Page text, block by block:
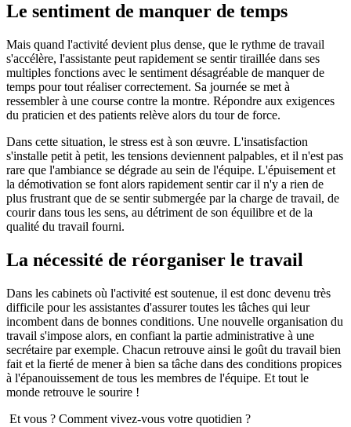
Le sentiment de manquer de temps
Mais quand l'activité devient plus dense, que le rythme de travail
s'accélère, l'assistante peut rapidement se sentir tiraillée dans ses
multiples fonctions avec le sentiment désagréable de manquer de
temps pour tout réaliser correctement. Sa journée se met à
ressembler à une course contre la montre. Répondre aux exigences
du praticien et des patients relève alors du tour de force.
Dans cette situation, le stress est à son œuvre. L'insatisfaction
s'installe petit à petit, les tensions deviennent palpables, et il n'est pas
rare que l'ambiance se dégrade au sein de l'équipe. L'épuisement et
la démotivation se font alors rapidement sentir car il n'y a rien de
plus frustrant que de se sentir submergée par la charge de travail, de
courir dans tous les sens, au détriment de son équilibre et de la
qualité du travail fourni.
La nécessité de réorganiser le travail
Dans les cabinets où l'activité est soutenue, il est donc devenu très
difficile pour les assistantes d'assurer toutes les tâches qui leur
incombent dans de bonnes conditions. Une nouvelle organisation du
travail s'impose alors, en confiant la partie administrative à une
secrétaire par exemple. Chacun retrouve ainsi le goût du travail bien
fait et la fierté de mener à bien sa tâche dans des conditions propices
à l'épanouissement de tous les membres de l'équipe. Et tout le
monde retrouve le sourire !
Et vous ? Comment vivez-vous votre quotidien ?